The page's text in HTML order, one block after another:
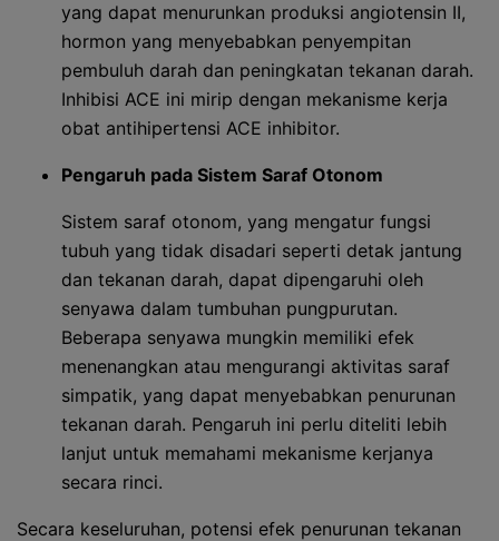
yang dapat menurunkan produksi angiotensin II,
hormon yang menyebabkan penyempitan
pembuluh darah dan peningkatan tekanan darah.
Inhibisi ACE ini mirip dengan mekanisme kerja
obat antihipertensi ACE inhibitor.
Pengaruh pada Sistem Saraf Otonom
Sistem saraf otonom, yang mengatur fungsi
tubuh yang tidak disadari seperti detak jantung
dan tekanan darah, dapat dipengaruhi oleh
senyawa dalam tumbuhan pungpurutan.
Beberapa senyawa mungkin memiliki efek
menenangkan atau mengurangi aktivitas saraf
simpatik, yang dapat menyebabkan penurunan
tekanan darah. Pengaruh ini perlu diteliti lebih
lanjut untuk memahami mekanisme kerjanya
secara rinci.
Secara keseluruhan, potensi efek penurunan tekanan